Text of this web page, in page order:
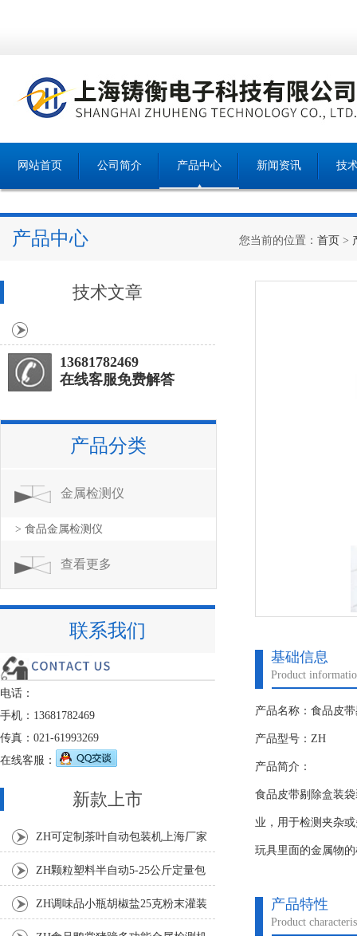
网站首页 公司简介 产品中心 新闻资讯 技
产品中心 您当前的位置： 首页 >
基础信息
Product
产品名称：食品皮
产品型号：ZH
产品简介：
食品皮带剔除盒装
业，用于检测夹杂
玩具里面的金属物
产品特性
Product
技术文章
13681782469
在线客服免费解答
产品分类
金属检测仪
> 食品金属检测仪
查看更多
联系我们
电话：
手机：13681782469
传真：021-61993269
在线客服：
新款上市
ZH可定制茶叶自动包装机上海厂家
ZH颗粒塑料半自动5-25公斤定量包
装机 ZH调味品小瓶胡椒盐25克粉末灌装